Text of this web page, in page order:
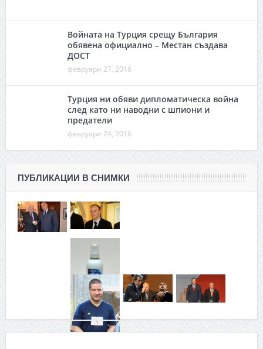
Войната на Турция срещу България
обявена официално – Местан създава
ДОСТ
февруари 27, 2016
Турция ни обяви дипломатическа война
след като ни наводни с шпиони и
предатели
февруари 24, 2016
ПУБЛИКАЦИИ В СНИМКИ